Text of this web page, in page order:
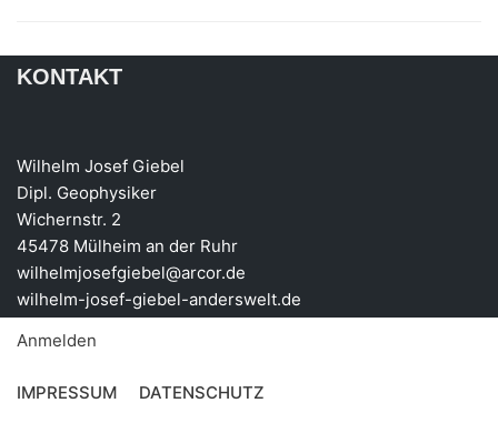
KONTAKT
Wilhelm Josef Giebel
Dipl. Geophysiker
Wichernstr. 2
45478 Mülheim an der Ruhr
wilhelmjosefgiebel@arcor.de
wilhelm-josef-giebel-anderswelt.de
Anmelden
IMPRESSUM DATENSCHUTZ